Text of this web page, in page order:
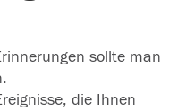
sollte man
die Ihnen